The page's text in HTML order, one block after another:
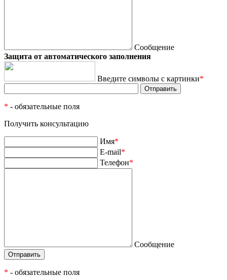
Сообщение
Защита от автоматического заполнения
Введите символы с картинки*
* - обязательные поля
Получить консультацию
Имя*
E-mail*
Телефон*
Сообщение
* - обязательные поля